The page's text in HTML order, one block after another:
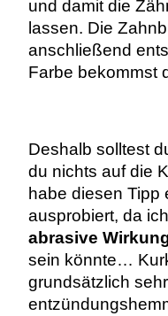
und damit die
lassen. Die
anschließend
Farbe bekommst
Deshalb solltest
du nichts auf die
habe diesen Tipp
ausprobiert, da
abrasive
sein könnte…
grundsätzlich